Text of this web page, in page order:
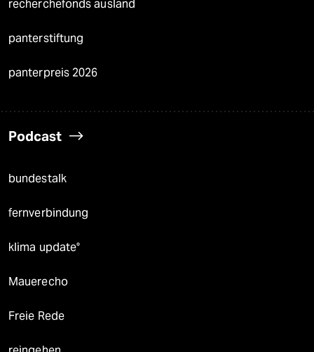
recherchefonds ausland
panterstiftung
panterpreis 2026
Podcast
bundestalk
fernverbindung
klima update°
Mauerecho
Freie Rede